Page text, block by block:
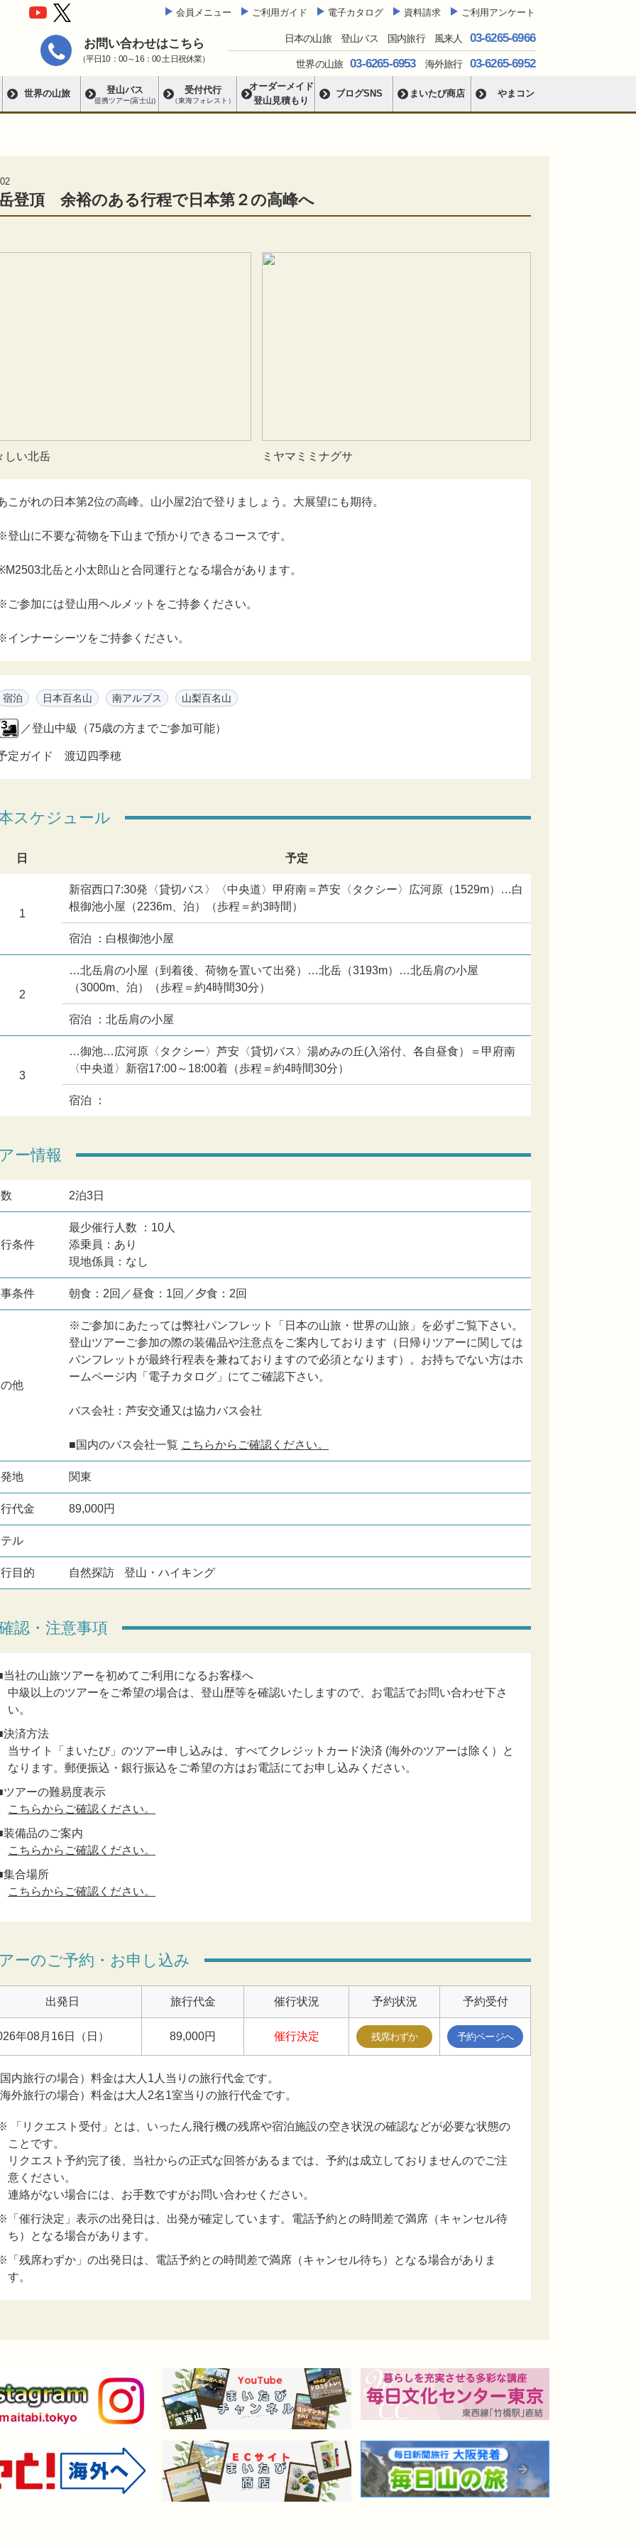
会員メニュー ご利用ガイド 電子カタログ 資料請求 ご利用アンケート
お問い合わせはこちら
（平日10：00～16：00 土日祝休業）
日本の山旅 登山バス 国内旅行 風来人 03-6265-6966
世界の山旅 03-6265-6953海外旅行 03-6265-6952
世界の山旅 登山バス
提携ツアー(富士山)
受付代行
（東海フォレスト）
オーダーメイド
登山見積もり
ブログSNS まいたび商店 やまコン
登頂 余裕のある行程で日本第２の高峰へ
しい北岳 ミヤマミミナグサ
こがれの日本第2位の高峰。山小屋2泊で登りましょう。大展望にも期待。
登山に不要な荷物を下山まで預かりできるコースです。
北岳と小太郎山と合同運行となる場合があります。
ご参加には登山用ヘルメットをご持参ください。
インナーシーツをご持参ください。
宿泊 日本百名山 南アルプス 山梨百名山
／登山中級（75歳の方までご参加可能）
定ガイド 渡辺四季穂
スケジュール
日 予定
1
新宿西口7:30発〈貸切バス〉〈中央道〉甲府南＝芦安〈タクシー〉広河原（1529m）…白
根御池小屋（2236m、泊）（歩程＝約3時間）
宿泊 ：白根御池小屋
2
…北岳肩の小屋（到着後、荷物を置いて出発）…北岳（3193m）…北岳肩の小屋
（3000m、泊）（歩程＝約4時間30分）
宿泊 ：北岳肩の小屋
3
…御池…広河原〈タクシー〉芦安〈貸切バス〉湯めみの丘(入浴付、各自昼食）＝甲府南
〈中央道〉新宿17:00～18:00着（歩程＝約4時間30分）
宿泊 ：
ー情報
2泊3日
条件
最少催行人数 ：10人
添乗員：あり
現地係員：なし
条件 朝食：2回／昼食：1回／夕食：2回
他
※ご参加にあたっては弊社パンフレット「日本の山旅・世界の山旅」を必ずご覧下さい。
登山ツアーご参加の際の装備品や注意点をご案内しております（日帰りツアーに関しては
パンフレットが最終行程表を兼ねておりますので必須となります）。お持ちでない方はホ
ームページ内「電子カタログ」にてご確認下さい。
バス会社：芦安交通又は協力バス会社
■国内のバス会社一覧 こちらからご確認ください。
地 関東
代金 89,000円
ル
目的 自然探訪 登山・ハイキング
認・注意事項
当社の山旅ツアーを初めてご利用になるお客様へ
中級以上のツアーをご希望の場合は、登山歴等を確認いたしますので、お電話でお問い合わせ下さ
い。
決済方法
当サイト「まいたび」のツアー申し込みは、すべてクレジットカード決済 (海外のツアーは除く）と
なります。郵便振込・銀行振込をご希望の方はお電話にてお申し込みください。
ツアーの難易度表示
こちらからご確認ください。
装備品のご案内
こちらからご確認ください。
集合場所
こちらからご確認ください。
ーのご予約・お申し込み
出発日 旅行代金 催行状況 予約状況 予約受付
年08月16日（日） 89,000円 催行決定 残席わずか 予約ページへ
内旅行の場合）料金は大人1人当りの旅行代金です。
外旅行の場合）料金は大人2名1室当りの旅行代金です。
「リクエスト受付」とは、いったん飛行機の残席や宿泊施設の空き状況の確認などが必要な状態の
ことです。
リクエスト予約完了後、当社からの正式な回答があるまでは、予約は成立しておりませんのでご注
意ください。
連絡がない場合には、お手数ですがお問い合わせください。
「催行決定」表示の出発日は、出発が確定しています。電話予約との時間差で満席（キャンセル待
ち）となる場合があります。
「残席わずか」の出発日は、電話予約との時間差で満席（キャンセル待ち）となる場合がありま
す。